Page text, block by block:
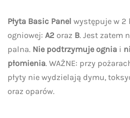
Płyta Basic Panel występuje w 2
ogniowej: A2 oraz B. Jest zatem
palna. Nie podtrzymuje ognia i
płomienia. WAŻNE: przy
płyty nie wydzielają dymu,
oraz oparów.